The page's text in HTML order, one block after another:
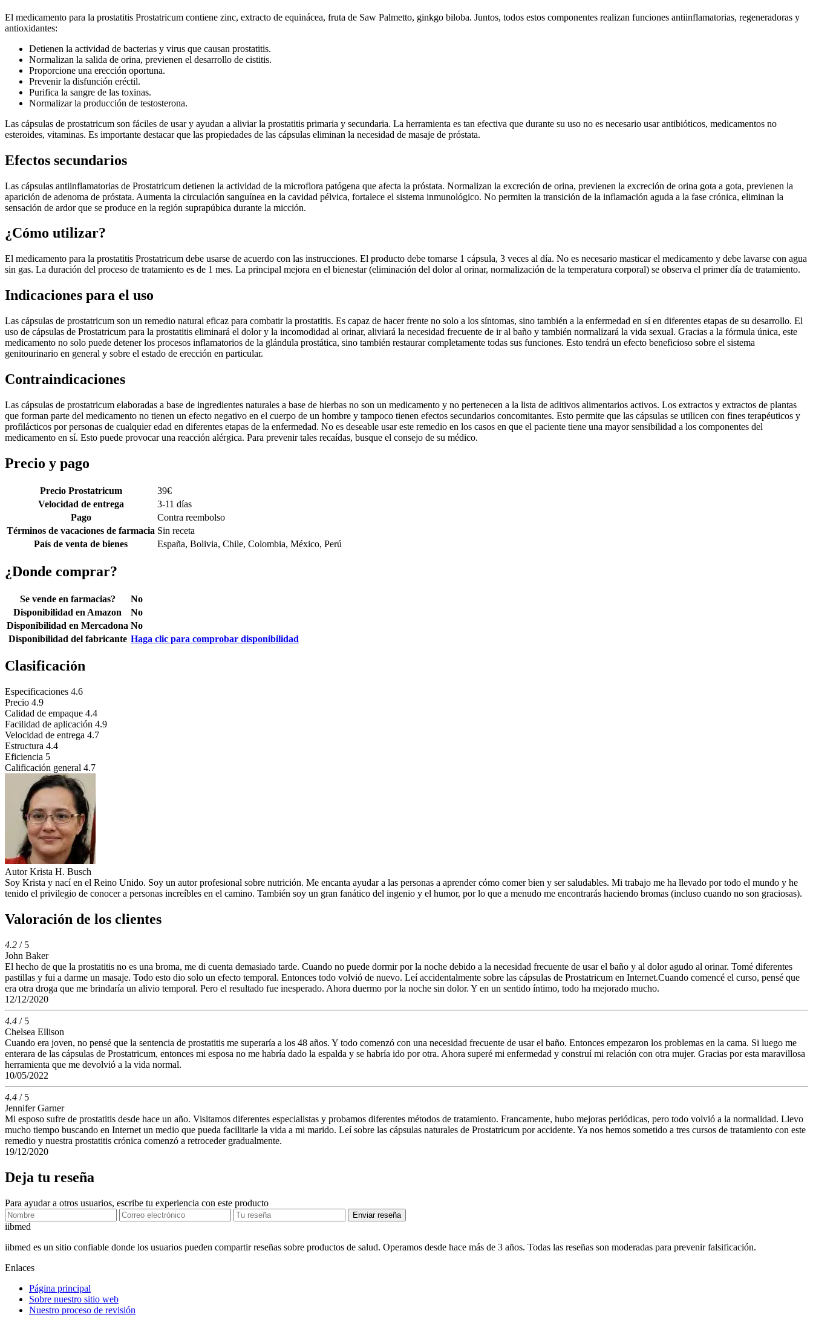
El medicamento para la prostatitis Prostatricum contiene zinc, extracto de equinácea, fruta de Saw Palmetto, ginkgo biloba. Juntos, todos estos componentes realizan funciones antiinflamatorias, regeneradoras y
antioxidantes:
Detienen la actividad de bacterias y virus que causan prostatitis.
Normalizan la salida de orina, previenen el desarrollo de cistitis.
Proporcione una erección oportuna.
Prevenir la disfunción eréctil.
Purifica la sangre de las toxinas.
Normalizar la producción de testosterona.
Las cápsulas de prostatricum son fáciles de usar y ayudan a aliviar la prostatitis primaria y secundaria. La herramienta es tan efectiva que durante su uso no es necesario usar antibióticos, medicamentos no
esteroides, vitaminas. Es importante destacar que las propiedades de las cápsulas eliminan la necesidad de masaje de próstata.
Efectos secundarios
Las cápsulas antiinflamatorias de Prostatricum detienen la actividad de la microflora patógena que afecta la próstata. Normalizan la excreción de orina, previenen la excreción de orina gota a gota, previenen la
aparición de adenoma de próstata. Aumenta la circulación sanguínea en la cavidad pélvica, fortalece el sistema inmunológico. No permiten la transición de la inflamación aguda a la fase crónica, eliminan la
sensación de ardor que se produce en la región suprapúbica durante la micción.
¿Cómo utilizar?
El medicamento para la prostatitis Prostatricum debe usarse de acuerdo con las instrucciones. El producto debe tomarse 1 cápsula, 3 veces al día. No es necesario masticar el medicamento y debe lavarse con agua
sin gas. La duración del proceso de tratamiento es de 1 mes. La principal mejora en el bienestar (eliminación del dolor al orinar, normalización de la temperatura corporal) se observa el primer día de tratamiento.
Indicaciones para el uso
Las cápsulas de prostatricum son un remedio natural eficaz para combatir la prostatitis. Es capaz de hacer frente no solo a los síntomas, sino también a la enfermedad en sí en diferentes etapas de su desarrollo. El
uso de cápsulas de Prostatricum para la prostatitis eliminará el dolor y la incomodidad al orinar, aliviará la necesidad frecuente de ir al baño y también normalizará la vida sexual. Gracias a la fórmula única, este
medicamento no solo puede detener los procesos inflamatorios de la glándula prostática, sino también restaurar completamente todas sus funciones. Esto tendrá un efecto beneficioso sobre el sistema
genitourinario en general y sobre el estado de erección en particular.
Contraindicaciones
Las cápsulas de prostatricum elaboradas a base de ingredientes naturales a base de hierbas no son un medicamento y no pertenecen a la lista de aditivos alimentarios activos. Los extractos y extractos de plantas
que forman parte del medicamento no tienen un efecto negativo en el cuerpo de un hombre y tampoco tienen efectos secundarios concomitantes. Esto permite que las cápsulas se utilicen con fines terapéuticos y
profilácticos por personas de cualquier edad en diferentes etapas de la enfermedad. No es deseable usar este remedio en los casos en que el paciente tiene una mayor sensibilidad a los componentes del
medicamento en sí. Esto puede provocar una reacción alérgica. Para prevenir tales recaídas, busque el consejo de su médico.
Precio y pago
Precio Prostatricum 39€
Velocidad de entrega
3-11 días
Pago
Contra reembolso
Términos de vacaciones de farmacia Sin receta
País de venta de bienes
España, Bolivia, Chile, Colombia, México, Perú
¿Donde comprar?
Se vende en farmacias?
No
Disponibilidad en Amazon
No
Disponibilidad en Mercadona No
Disponibilidad del fabricante Haga clic para comprobar disponibilidad
Clasificación
Especificaciones 4.6
Precio 4.9
Calidad de empaque 4.4
Facilidad de aplicación 4.9
Velocidad de entrega 4.7
Estructura 4.4
Eficiencia 5
Calificación general 4.7
Autor Krista H. Busch
Soy Krista y nací en el Reino Unido. Soy un autor profesional sobre nutrición. Me encanta ayudar a las personas a aprender cómo comer bien y ser saludables. Mi trabajo me ha llevado por todo el mundo y he
tenido el privilegio de conocer a personas increíbles en el camino. También soy un gran fanático del ingenio y el humor, por lo que a menudo me encontrarás haciendo bromas (incluso cuando no son graciosas).
Valoración de los clientes
4.2 / 5
John Baker
El hecho de que la prostatitis no es una broma, me di cuenta demasiado tarde. Cuando no puede dormir por la noche debido a la necesidad frecuente de usar el baño y al dolor agudo al orinar. Tomé diferentes
pastillas y fui a darme un masaje. Todo esto dio solo un efecto temporal. Entonces todo volvió de nuevo. Leí accidentalmente sobre las cápsulas de Prostatricum en Internet.Cuando comencé el curso, pensé que
era otra droga que me brindaría un alivio temporal. Pero el resultado fue inesperado. Ahora duermo por la noche sin dolor. Y en un sentido íntimo, todo ha mejorado mucho.
12/12/2020
4.4 / 5
Chelsea Ellison
Cuando era joven, no pensé que la sentencia de prostatitis me superaría a los 48 años. Y todo comenzó con una necesidad frecuente de usar el baño. Entonces empezaron los problemas en la cama. Si luego me
enterara de las cápsulas de Prostatricum, entonces mi esposa no me habría dado la espalda y se habría ido por otra. Ahora superé mi enfermedad y construí mi relación con otra mujer. Gracias por esta maravillosa
herramienta que me devolvió a la vida normal.
10/05/2022
4.4 / 5
Jennifer Garner
Mi esposo sufre de prostatitis desde hace un año. Visitamos diferentes especialistas y probamos diferentes métodos de tratamiento. Francamente, hubo mejoras periódicas, pero todo volvió a la normalidad. Llevo
mucho tiempo buscando en Internet un medio que pueda facilitarle la vida a mi marido. Leí sobre las cápsulas naturales de Prostatricum por accidente. Ya nos hemos sometido a tres cursos de tratamiento con este
remedio y nuestra prostatitis crónica comenzó a retroceder gradualmente.
19/12/2020
Deja tu reseña
Para ayudar a otros usuarios, escribe tu experiencia con este producto
Enviar reseña
iibmed
iibmed es un sitio confiable donde los usuarios pueden compartir reseñas sobre productos de salud. Operamos desde hace más de 3 años. Todas las reseñas son moderadas para prevenir falsificación.
Enlaces
Página principal
Sobre nuestro sitio web
Nuestro proceso de revisión